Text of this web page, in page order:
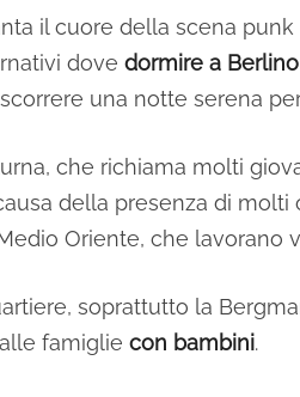
il cuore della scena
dove dormire a
una notte serena
che richiama molti
della presenza di molti
Oriente, che lavorano
soprattutto la
famiglie con bambini.